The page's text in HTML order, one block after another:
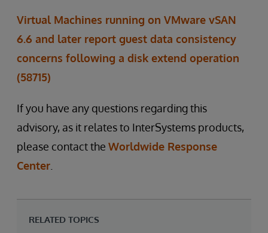
Virtual Machines running on VMware vSAN
6.6 and later report guest data consistency
concerns following a disk extend operation
(58715)
If you have any questions regarding this
advisory, as it relates to InterSystems products,
please contact the Worldwide Response
Center
RELATED TOPICS